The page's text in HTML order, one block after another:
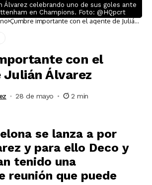
Álvarez celebrando uno de sus goles ante
en Champions. Foto: @HQpcrt
Cumbre importante con el agente de Julián
con el
Julián Álvarez
28 de mayo 2 min
se lanza a por
y para ello Deco y
tenido una
reunión que puede